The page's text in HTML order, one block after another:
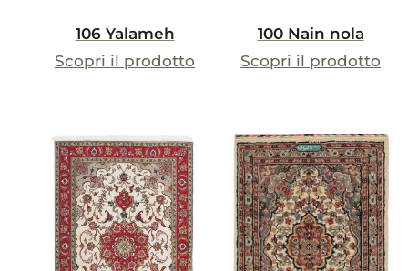
106 Yalameh
Scopri il prodotto
100 Nain nola
Scopri il prodotto